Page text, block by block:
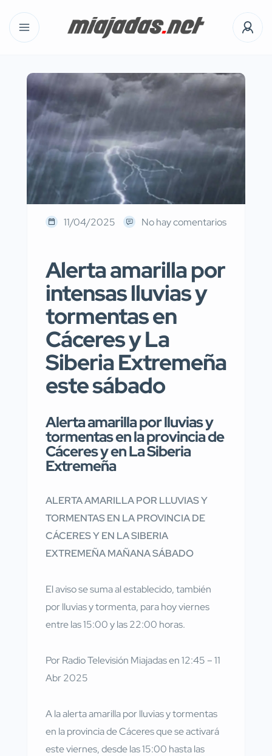
11/04/2025 No hay comentarios
Alerta amarilla por
intensas lluvias y
tormentas en
Cáceres y La
Siberia Extremeña
este sábado
Alerta amarilla por lluvias y
tormentas en la provincia de
Cáceres y en La Siberia
Extremeña
ALERTA AMARILLA POR LLUVIAS Y
TORMENTAS EN LA PROVINCIA DE
CÁCERES Y EN LA SIBERIA
EXTREMEÑA MAÑANA SÁBADO
El aviso se suma al establecido, también
por lluvias y tormenta, para hoy viernes
entre las 15:00 y las 22:00 horas.
Por Radio Televisión Miajadas en 12:45 – 11
Abr 2025
A la alerta amarilla por lluvias y tormentas
en la provincia de Cáceres que se activará
este viernes, desde las 15:00 hasta las